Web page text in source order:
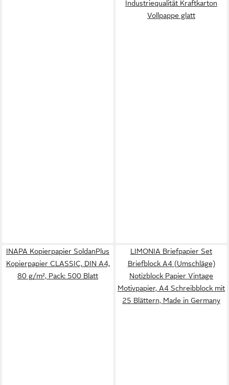
Industriequalität Kraftkarton
Vollpappe glatt
INAPA Kopierpapier SoldanPlus
Kopierpapier CLASSIC, DIN A4,
80 g/m², Pack: 500 Blatt
LIMONIA Briefpapier Set
Briefblock A4 (Umschläge)
Notizblock Papier Vintage
Motivpapier, A4 Schreibblock mit
25 Blättern, Made in Germany